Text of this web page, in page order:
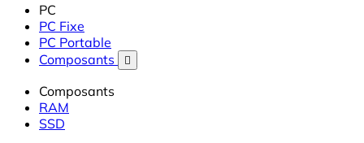
PC
PC Fixe
PC Portable
Composants

Composants
RAM
SSD